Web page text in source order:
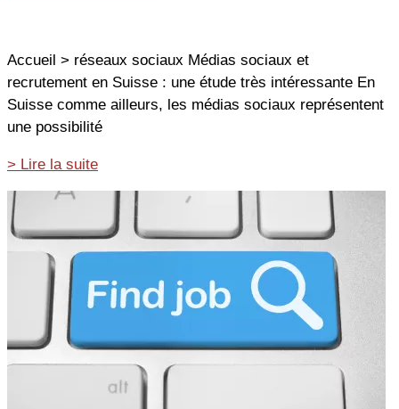
Accueil > réseaux sociaux Médias sociaux et
recrutement en Suisse : une étude très intéressante En
Suisse comme ailleurs, les médias sociaux représentent
une possibilité
Médias
et
recrutement
Suisse
étude
très
> Lire la suite